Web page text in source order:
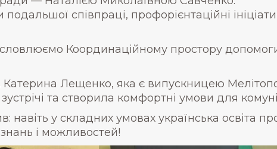
співпраці, профорієнтаційні
Координаційному простору
Катерина Лещенко, яка є випускницею
та створила комфортні умови для
навіть у складних умовах українська освіта
і можливостей!